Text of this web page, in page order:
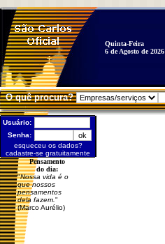
Quinta-Feira
6 de Agosto de 2026
O quê procura?
Usuário:
Senha:
esqueceu os dados?
cadastre-se gratuitamente
Pensamento
do dia:
"Nossa vida é o
que nossos
pensamentos
dela fazem. "
(Marco Aurélio)